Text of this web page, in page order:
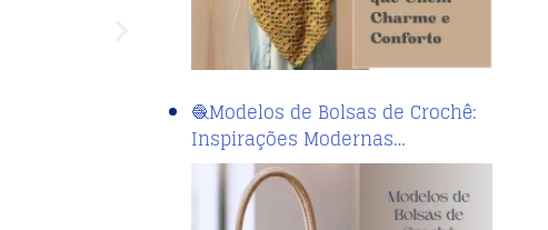
11/08/2025
Frase para o dia : “As coisas boas
🧶Modelos de Bolsas de Crochê:
Inspirações Modernas…